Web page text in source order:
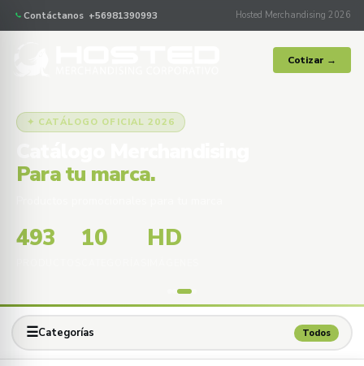
Contáctanos +56981390993 Hosted Merchandising 2026
Cotizar →
✦ CATÁLOGO OFICIAL 2026
Para tu marca.
493 10 HD
☰Categorías Todos